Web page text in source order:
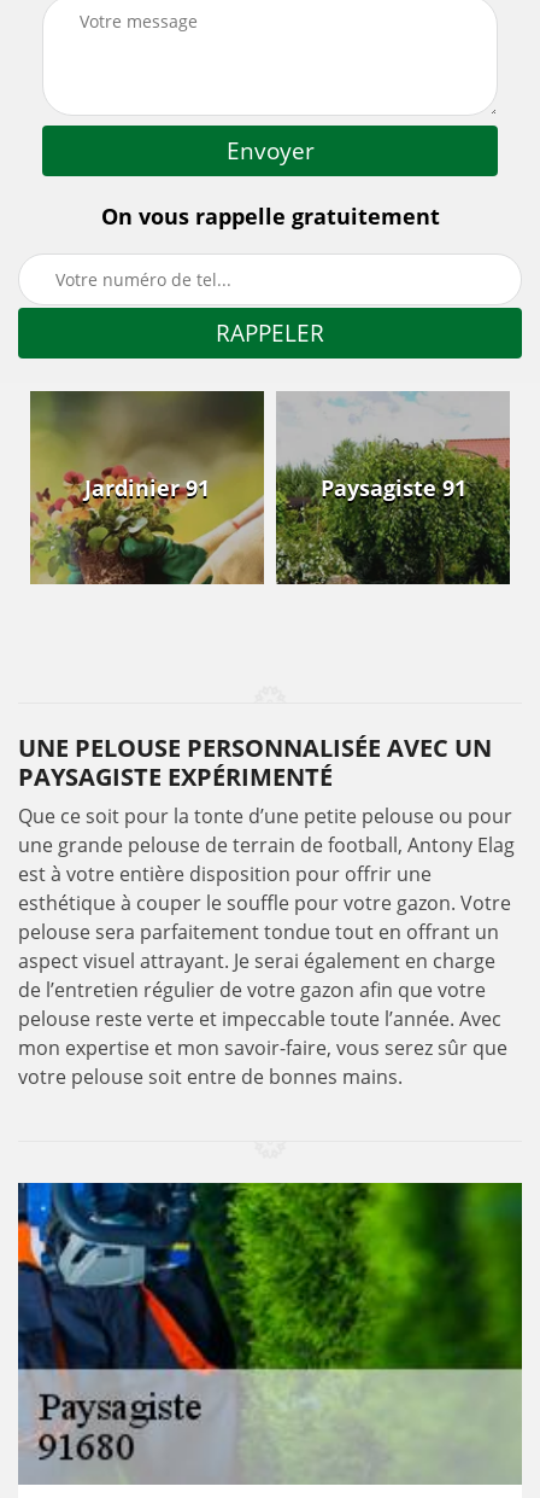
On vous rappelle gratuitement
Jardinier 91 Paysagiste 91
UNE PELOUSE PERSONNALISÉE AVEC UN
PAYSAGISTE EXPÉRIMENTÉ
Que ce soit pour la tonte d’une petite pelouse ou pour
une grande pelouse de terrain de football, Antony Elag
est à votre entière disposition pour offrir une
esthétique à couper le souffle pour votre gazon. Votre
pelouse sera parfaitement tondue tout en offrant un
aspect visuel attrayant. Je serai également en charge
de l’entretien régulier de votre gazon afin que votre
pelouse reste verte et impeccable toute l’année. Avec
mon expertise et mon savoir-faire, vous serez sûr que
votre pelouse soit entre de bonnes mains.